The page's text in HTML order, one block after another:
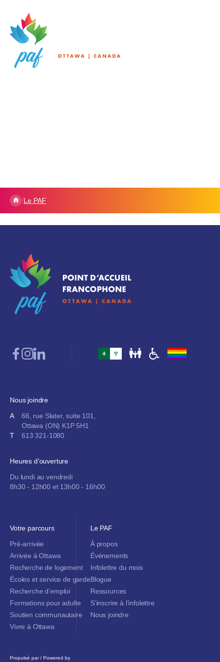
/Le PAF
Nous joindre
A
66, rue Slater, suite 101,
Ottawa (ON) K1P 5H1
T
613 321-1080
Heures d’ouverture
Du lundi au vendredi
8h30 - 12h00 et 13h00 - 16h00
Votre parcours
Pré-arrivée
Arrivée à Ottawa
Recherche de logement
Écoles et service de garde
Recherche d’emploi
Formations pour adulte
Soutien communautaire
Vivre à Ottawa
Le PAF
À propos
Événements
Infolettre du mois
Blogue
Ressources
S’inscrire à l’infolettre
Nous joindre
Propulsé par / Powered by